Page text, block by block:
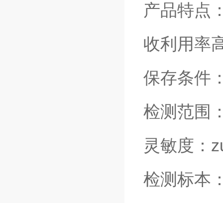
产品特点
收利用率
保存条件
检测范围
灵敏度：
检测标本